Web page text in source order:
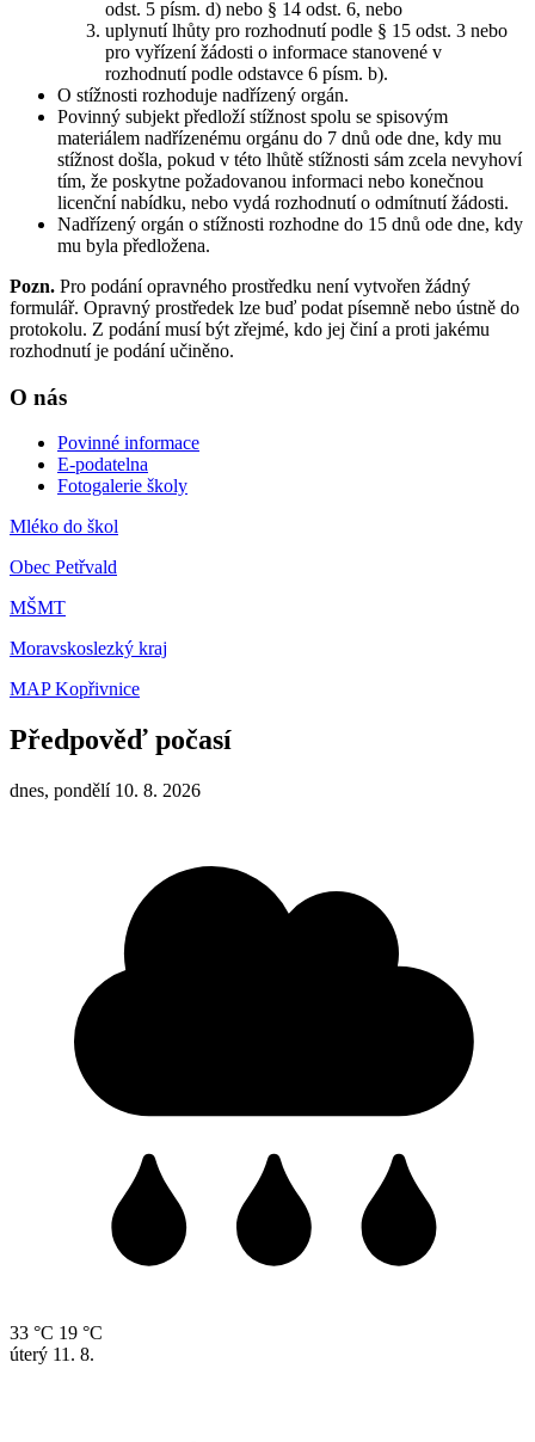
odst. 5 písm. d) nebo § 14 odst. 6, nebo
uplynutí lhůty pro rozhodnutí podle § 15 odst. 3 nebo
pro vyřízení žádosti o informace stanovené v
rozhodnutí podle odstavce 6 písm. b).
O stížnosti rozhoduje nadřízený orgán.
Povinný subjekt předloží stížnost spolu se spisovým
materiálem nadřízenému orgánu do 7 dnů ode dne, kdy mu
stížnost došla, pokud v této lhůtě stížnosti sám zcela nevyhoví
tím, že poskytne požadovanou informaci nebo konečnou
licenční nabídku, nebo vydá rozhodnutí o odmítnutí žádosti.
Nadřízený orgán o stížnosti rozhodne do 15 dnů ode dne, kdy
mu byla předložena.
Pozn. Pro podání opravného prostředku není vytvořen žádný
formulář. Opravný prostředek lze buď podat písemně nebo ústně do
protokolu. Z podání musí být zřejmé, kdo jej činí a proti jakému
rozhodnutí je podání učiněno.
O nás
Povinné informace
E-podatelna
Fotogalerie školy
Mléko do škol
Obec Petřvald
MŠMT
Moravskoslezký kraj
MAP Kopřivnice
Předpověď počasí
dnes, pondělí 10. 8. 2026
33 °C 19 °C
úterý 11. 8.